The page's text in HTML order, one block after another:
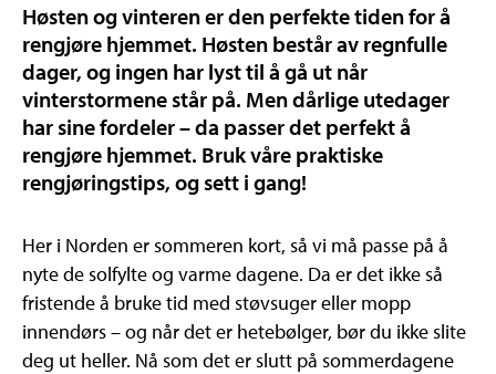
Høsten og vinteren er den perfekte tiden for å
rengjøre hjemmet. Høsten består av regnfulle
dager, og ingen har lyst til å gå ut når
vinterstormene står på. Men dårlige utedager
har sine fordeler – da passer det perfekt å
rengjøre hjemmet. Bruk våre praktiske
rengjøringstips, og sett i gang!
Her i Norden er sommeren kort, så vi må passe på å
nyte de solfylte og varme dagene. Da er det ikke så
fristende å bruke tid med støvsuger eller mopp
innendørs – og når det er hetebølger, bør du ikke slite
deg ut heller. Nå som det er slutt på sommerdagene